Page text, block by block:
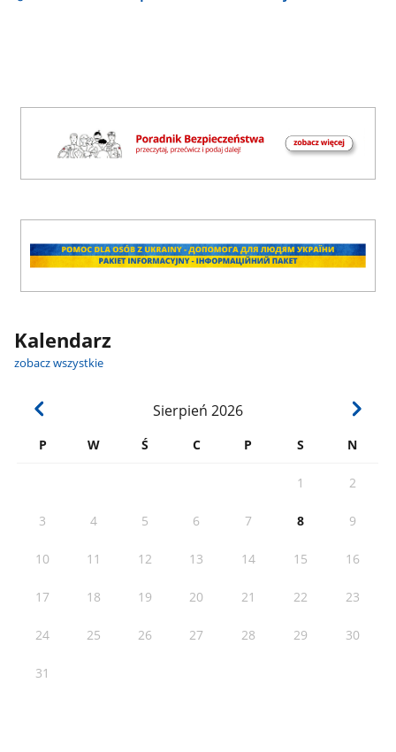
Kalendarz
zobacz wszystkie
Sierpień 2026
P W Ś C P S N
1 2
3 4 5 6 7 8 9
10 11 12 13 14 15 16
17 18 19 20 21 22 23
24 25 26 27 28 29 30
31